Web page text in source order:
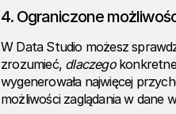
4. Ograniczone
W Data Studio możesz
zrozumieć, dlaczegokonkretne
wygenerowała najwięcej
możliwości zaglądania w dane